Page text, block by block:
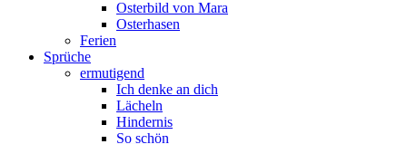
Osterbild von Mara
Osterhasen
Ferien
Sprüche
ermutigend
Ich denke an dich
Lächeln
Hindernis
So schön